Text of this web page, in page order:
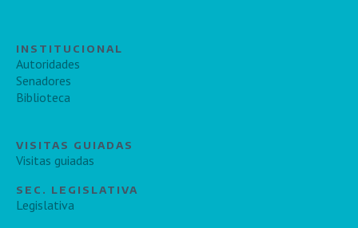
INSTITUCIONAL
Autoridades
Senadores
Biblioteca
VISITAS GUIADAS
Visitas guiadas
SEC. LEGISLATIVA
Legislativa